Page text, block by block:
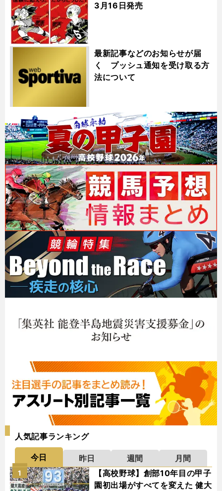
3月16日発売
最新記事などのお知らせが届
く プッシュ通知を受け取る方
法について
人気記事ランキング
今日 昨日 週間
月間
【高校野球】創部10年目の甲子
園初出場がすべてを変えた 健大
1